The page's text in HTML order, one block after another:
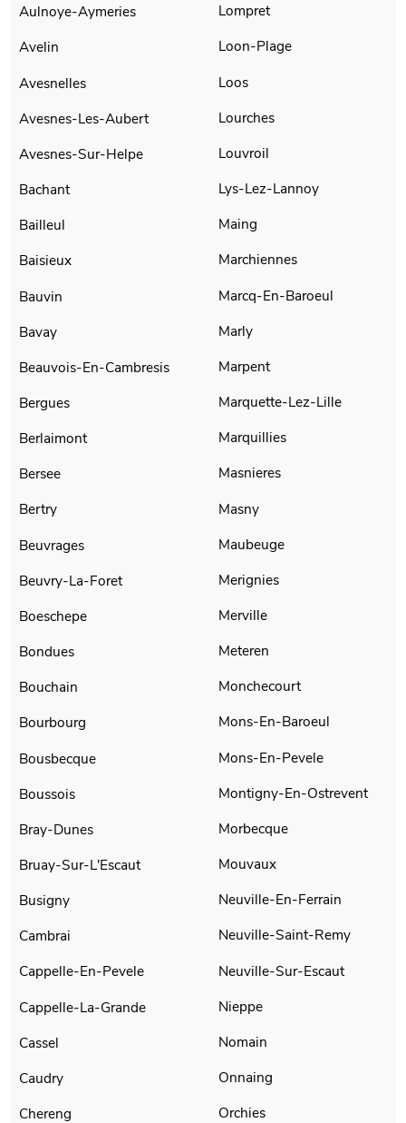
Aulnoye-Aymeries
Avelin
Avesnelles
Avesnes-Les-Aubert
Avesnes-Sur-Helpe
Bachant
Bailleul
Baisieux
Bauvin
Bavay
Beauvois-En-Cambresis
Bergues
Berlaimont
Bersee
Bertry
Beuvrages
Beuvry-La-Foret
Boeschepe
Bondues
Bouchain
Bourbourg
Bousbecque
Boussois
Bray-Dunes
Bruay-Sur-L'Escaut
Busigny
Cambrai
Cappelle-En-Pevele
Cappelle-La-Grande
Cassel
Caudry
Chereng
Lompret
Loon-Plage
Loos
Lourches
Louvroil
Lys-Lez-Lannoy
Maing
Marchiennes
Marcq-En-Baroeul
Marly
Marpent
Marquette-Lez-Lille
Marquillies
Masnieres
Masny
Maubeuge
Merignies
Merville
Meteren
Monchecourt
Mons-En-Baroeul
Mons-En-Pevele
Montigny-En-Ostrevent
Morbecque
Mouvaux
Neuville-En-Ferrain
Neuville-Saint-Remy
Neuville-Sur-Escaut
Nieppe
Nomain
Onnaing
Orchies